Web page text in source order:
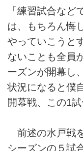
「練習試合など
は、もちろん悔
やっていこうと
ないことも全員
ーズンが開幕し
状況になると僕
開幕戦、この1
前述の水戸戦
シーズンの５試